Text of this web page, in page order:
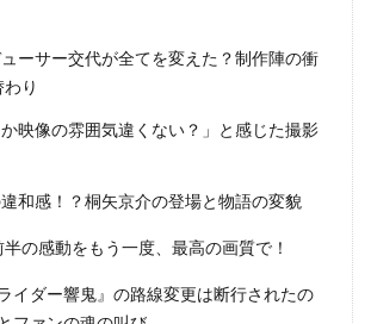
ーサー交代が全てを変えた？制作陣の衝
り
か映像の雰囲気違くない？」と感じた撮影
和感！？桐矢京介の登場と物語の変貌
半の感動をもう一度、最高の画質で！
イダー響鬼』の路線変更は断行されたの